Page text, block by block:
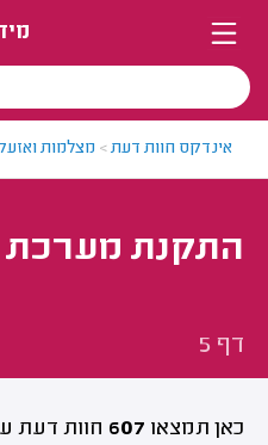
אינדקס חוות דעת> מצלמות
התקנת מערכת
דף 5
כאן תמצאו 607 חוות דעת